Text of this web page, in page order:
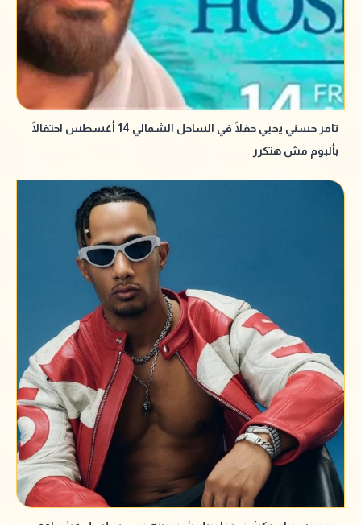
تامر حسني يحيي حفلًا في الساحل الشمالي 14 أغسطس احتفالًا
بألبوم مش هتكرر